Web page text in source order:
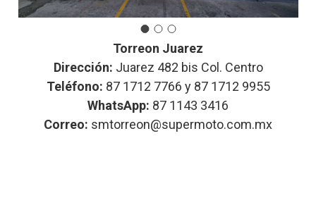
Torreon Juarez
Dirección: Juarez 482 bis Col. Centro
Teléfono: 87 1712 7766 y 87 1712 9955
WhatsApp: 87 1143 3416
Correo: smtorreon@supermoto.com.mx